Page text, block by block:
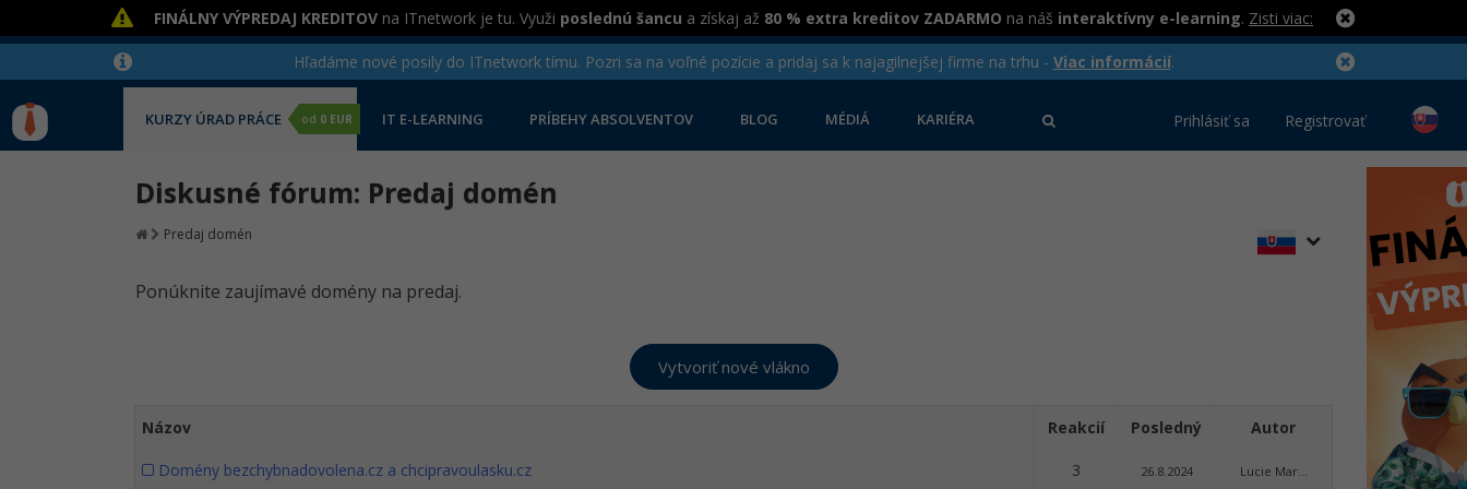
FINÁLNY VÝPREDAJ KREDITOV na ITnetwork je tu. Využi poslednú šancu a získaj až 80 % extra kreditov ZADARMO na náš interaktívny e-learning. Zisti viac:
Hľadáme nové posily do ITnetwork tímu. Pozri sa na voľné pozície a pridaj sa k najagilnejšej firme na trhu - Viac informácií.
KURZY ÚRAD PRÁCE od 0 EUR IT E-LEARNING PRÍBEHY ABSOLVENTOV BLOG MÉDIÁ KARIÉRA Prihlásiť sa Registrovať
Diskusné fórum: Predaj domén
Predaj domén
Ponúknite zaujímavé domény na predaj.
Názov Reakcií Posledný Autor
Domény bezchybnadovolena.cz a chcipravoulasku.cz 3 26.8.2024 Lucie Mar...